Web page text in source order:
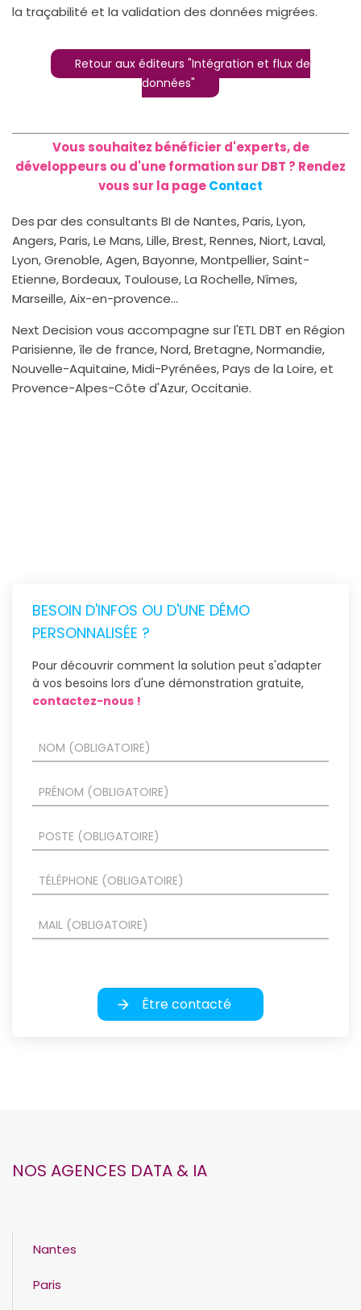
la traçabilité et la validation des données migrées.
Retour aux éditeurs "Intégration et flux de
données"
Vous souhaitez bénéficier d'experts, de
développeurs ou d'une formation sur DBT ? Rendez
vous sur la pageContact
Despar des consultants BI de Nantes, Paris, Lyon,
Angers, Paris, Le Mans, Lille, Brest, Rennes, Niort, Laval,
Lyon, Grenoble, Agen, Bayonne, Montpellier, Saint-
Etienne, Bordeaux, Toulouse, La Rochelle, Nîmes,
Marseille, Aix-en-provence...
Next Decision vous accompagne sur l'ETL DBT en Région
Parisienne, île de france, Nord, Bretagne, Normandie,
Nouvelle-Aquitaine, Midi-Pyrénées, Pays de la Loire, et
Provence-Alpes-Côte d'Azur, Occitanie.
BESOIN D'INFOS OU D'UNE DÉMO
PERSONNALISÉE ?
Pour découvrir comment la solution peut s'adapter
à vos besoins lors d'une démonstration gratuite,
contactez-nous !
Être contacté
NOS AGENCES DATA & IA
Nantes
Paris